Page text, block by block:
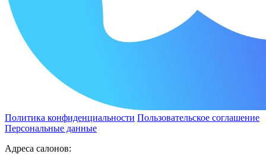
Политика конфиденциальности Пользовательское соглашение
Персональные данные
Адреса салонов: